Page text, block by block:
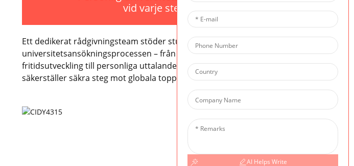
vid varje steg
Ett dedikerat rådgivningsteam stöder studenter genom hela
universitetsansökningsprocessen – från kursplanering och
fritidsutveckling till personliga uttalanden och intervjuer – vilket
säkerställer säkra steg mot globala toppinstitutioner.
AI Helps Write